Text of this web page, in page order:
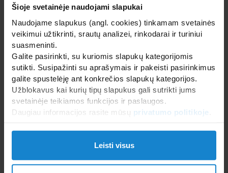
Šioje svetainėje naudojami slapukai
Naudojame slapukus (angl. cookies) tinkamam svetainės
veikimui užtikrinti, srautų analizei, rinkodarai ir turiniui
suasmeninti.
Galite pasirinkti, su kuriomis slapukų kategorijomis
sutikti. Susipažinti su aprašymais ir pakeisti pasirinkimus
galite spustelėję ant konkrečios slapukų kategorijos.
Užblokavus kai kurių tipų slapukus gali sutrikti jums
svetainėje teikiamos funkcijos ir paslaugos.
Daugiau informacijos rasite mūsų privatumo politikoje
Leisti visus
Categories Tags
Archives